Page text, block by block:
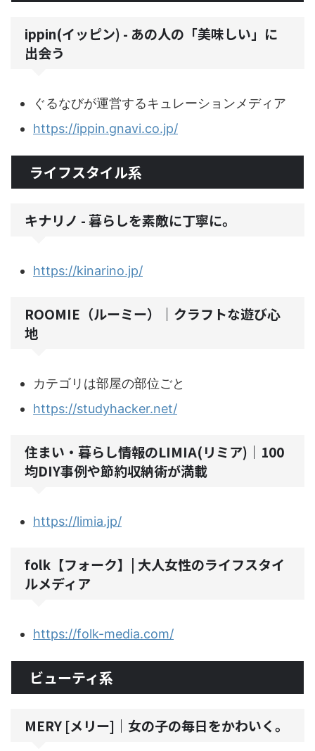
ippin(イッピン) - あの人の「美味しい」に
出会う
ぐるなびが運営するキュレーションメディア
https://ippin.gnavi.co.jp/
ライフスタイル系
キナリノ - 暮らしを素敵に丁寧に。
https://kinarino.jp/
ROOMIE（ルーミー）｜クラフトな遊び心
地
カテゴリは部屋の部位ごと
https://studyhacker.net/
住まい・暮らし情報のLIMIA(リミア)｜100
均DIY事例や節約収納術が満載
https://limia.jp/
folk【フォーク】| 大人女性のライフスタイ
ルメディア
https://folk-media.com/
ビューティ系
MERY [メリー]｜女の子の毎日をかわいく。